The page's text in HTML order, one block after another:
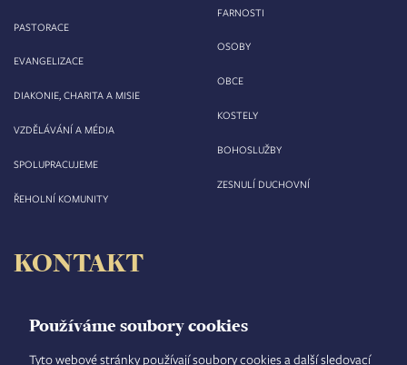
Používáme soubory cookies
Tyto webové stránky používají soubory cookies a další sledovací
PASTORACE
EVANGELIZACE
DIAKONIE, CHARITA A MISIE
VZDĚLÁVÁNÍ A MÉDIA
SPOLUPRACUJEME
ŘEHOLNÍ KOMUNITY
FARNOSTI
OSOBY
OBCE
KOSTELY
BOHOSLUŽBY
ZESNULÍ DUCHOVNÍ
KONTAKT
Velké náměstí 35/44
500 03 Hradec Králové
tel.: +420 495 063 611